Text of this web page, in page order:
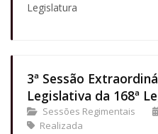
Legislatura
3ª Sessão
Legislativa da 168ª
Sessões Regimentais
Realizada